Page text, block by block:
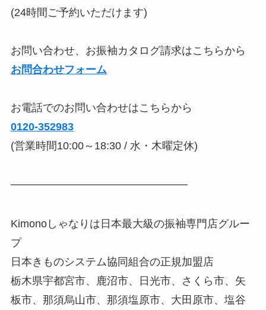
(24時間ご予約いただけます)
お問い合わせ、お振袖カタログ請求はこちらから
お問合わせフォーム
お電話でのお問い合わせはこちらから
0120-352983
(営業時間10:00～18:30 / 水・木曜定休)
————————————————–
Kimonoしゃなりは日本最大級の振袖専門店グルー
プ
日本きものシステム協同組合の正規加盟店
栃木県宇都宮市、鹿沼市、日光市、さくら市、矢
板市、那須烏山市、那須塩原市、大田原市、塩谷